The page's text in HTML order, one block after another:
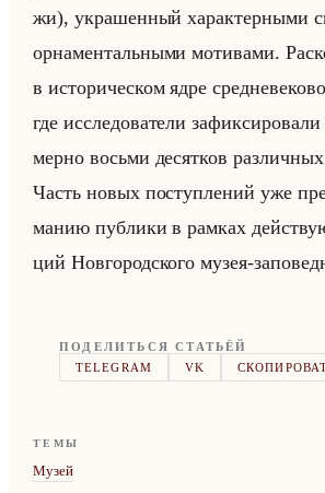
жи), укра­шен­ный ха­рак­тер­ны­ми
ор­на­мен­тальны­ми мо­ти­ва­ми.
в ис­то­ри­че­ском ядре
где ис­сле­до­ва­те­ли
мер­но восьми де­сят­ков
Часть новых по­ступ­ле­ний уже
ма­нию пуб­ли­ки в рам­ках
ций Нов­го­род­ско­го музея-
ПОДЕЛИТЬСЯ СТАТЬЁЙ
TELEGRAM
VK
ТЕМЫ
Музей